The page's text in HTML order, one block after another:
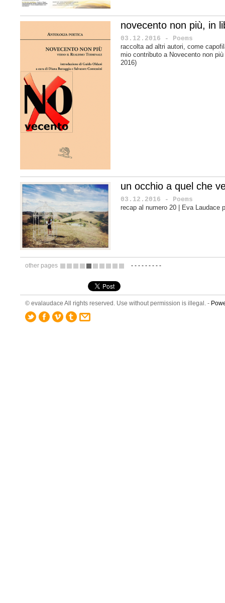
novecento non più, in
03.12.2016 - Poems
raccolta ad altri autori, come
mio contributo a Novecento non
2016)
un occhio a quel che
03.12.2016 - Poems
recap al numero 20 | Eva Laudace
other pages - - - - - - - - -
© evalaudace All rights reserved. Use without permission is illegal. -